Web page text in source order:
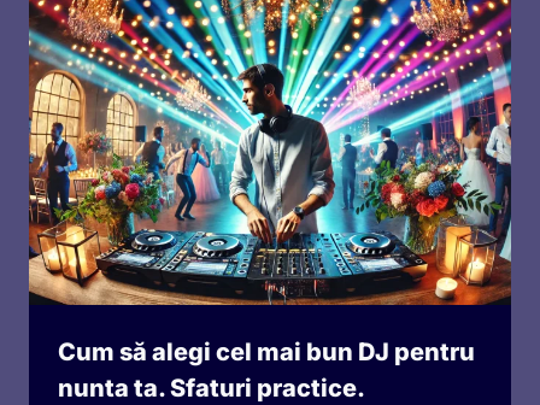
Cum să alegi cel mai bun DJ pentru
nunta ta. Sfaturi practice.